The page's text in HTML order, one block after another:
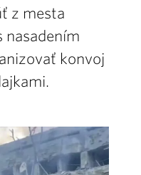
z mesta
nasadením
konvoj